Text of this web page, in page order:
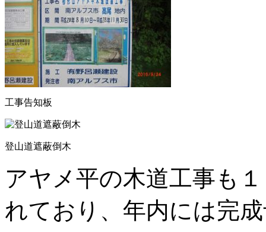
工事告知板
登山道遮蔽倒木
アヤメ平の木道工事も
れており、年内には完